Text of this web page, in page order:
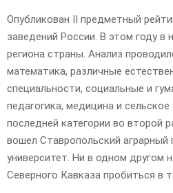
Опубликован II предметный
заведений России. В этом году в
региона страны. Анализ
математика, различные
специальности, социальные и
педагогика, медицина и
последней категории во второй
вошел Ставропольский аграрный
университет. Ни в одном другом
Северного Кавказа пробиться в